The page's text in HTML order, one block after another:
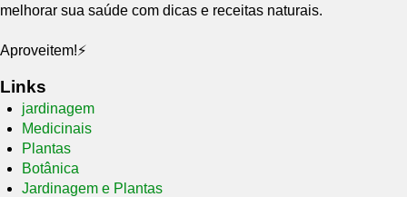
melhorar sua saúde com dicas e receitas naturais.
Aproveitem!⚡
Links
jardinagem
Medicinais
Plantas
Botânica
Jardinagem e Plantas